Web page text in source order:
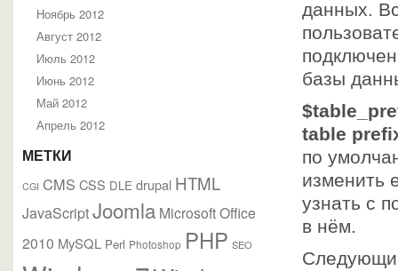
Ноябрь 2012
Август 2012
Июль 2012
Июнь 2012
Май 2012
Апрель 2012
МЕТКИ
CGI CMS CSS DLE drupal HTML
JavaScriptJoomla Microsoft Office
2010 MySQL Perl Photoshop PHP SEO
данных.
базы
table
по
изменить
узнать с
в нём.